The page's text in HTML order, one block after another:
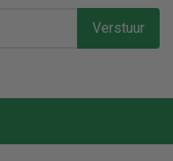
Verstuur